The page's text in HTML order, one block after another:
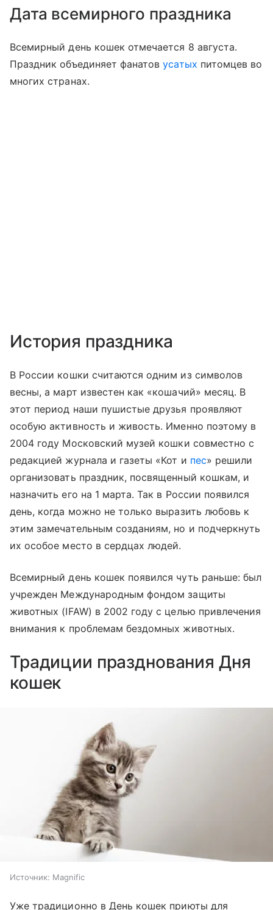
Дата всемирного праздника
Всемирный день кошек отмечается 8 августа.
Праздник объединяет фанатовусатых питомцев во
многих странах.
История праздника
В России кошки считаются одним из символов
весны, а март известен как «кошачий» месяц. В
этот период наши пушистые друзья проявляют
особую активность и живость. Именно поэтому в
2004 году Московский музей кошки совместно с
редакцией журнала и газеты «Кот и пес» решили
организовать праздник, посвященный кошкам, и
назначить его на 1 марта. Так в России появился
день, когда можно не только выразить любовь к
этим замечательным созданиям, но и подчеркнуть
их особое место в сердцах людей.
Всемирный день кошек появился чуть раньше: был
учрежден Международным фондом защиты
животных (IFAW) в 2002 году с целью привлечения
внимания к проблемам бездомных животных.
Традиции празднования Дня
кошек
Источник: Magnific
Уже традиционно в День кошек приюты для